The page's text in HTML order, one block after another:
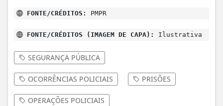
FONTE/CRÉDITOS: PMPR
FONTE/CRÉDITOS (IMAGEM DE CAPA): Ilustrativa
SEGURANÇA PÚBLICA
OCORRÊNCIAS POLICIAIS PRISÕES
OPERAÇÕES POLICIAIS